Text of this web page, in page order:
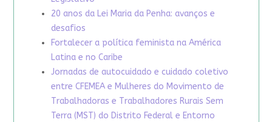
20 anos da Lei Maria da Penha: avanços e
desafios
Fortalecer a política feminista na América
Latina e no Caribe
Jornadas de autocuidado e cuidado coletivo
entre CFEMEA e Mulheres do Movimento de
Trabalhadoras e Trabalhadores Rurais Sem
Terra (MST) do Distrito Federal e Entorno